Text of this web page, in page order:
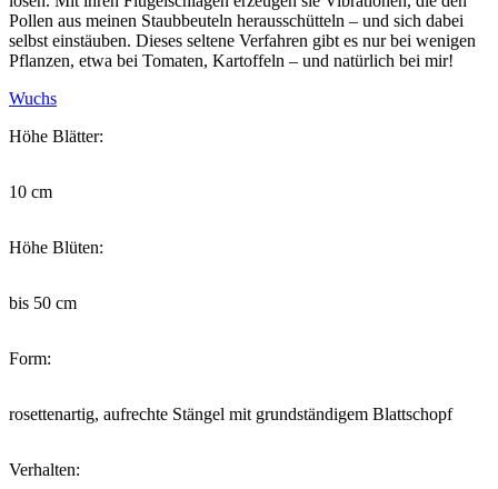
Pollen aus meinen Staubbeuteln herausschütteln – und sich dabei
selbst einstäuben. Dieses seltene Verfahren gibt es nur bei wenigen
Pflanzen, etwa bei Tomaten, Kartoffeln – und natürlich bei mir!
Wuchs
Höhe Blätter:
10 cm
Höhe Blüten:
bis 50 cm
Form:
rosettenartig, aufrechte Stängel mit grundständigem Blattschopf
Verhalten: